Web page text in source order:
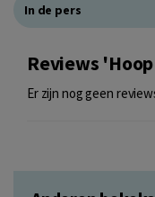
In de pers
Reviews
Er zijn nog geen